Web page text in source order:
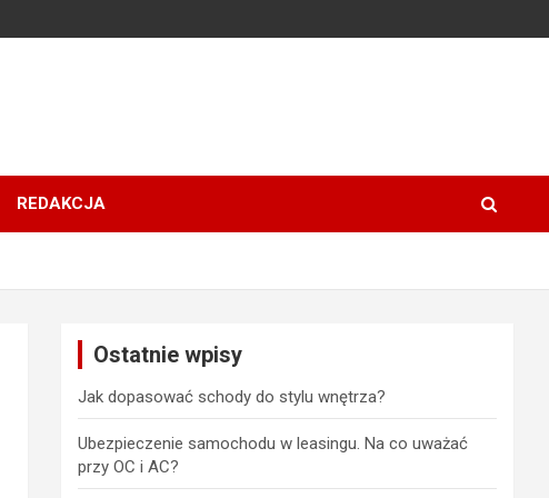
REDAKCJA
Ostatnie wpisy
Jak dopasować schody do stylu wnętrza?
Ubezpieczenie samochodu w leasingu. Na co uważać
przy OC i AC?